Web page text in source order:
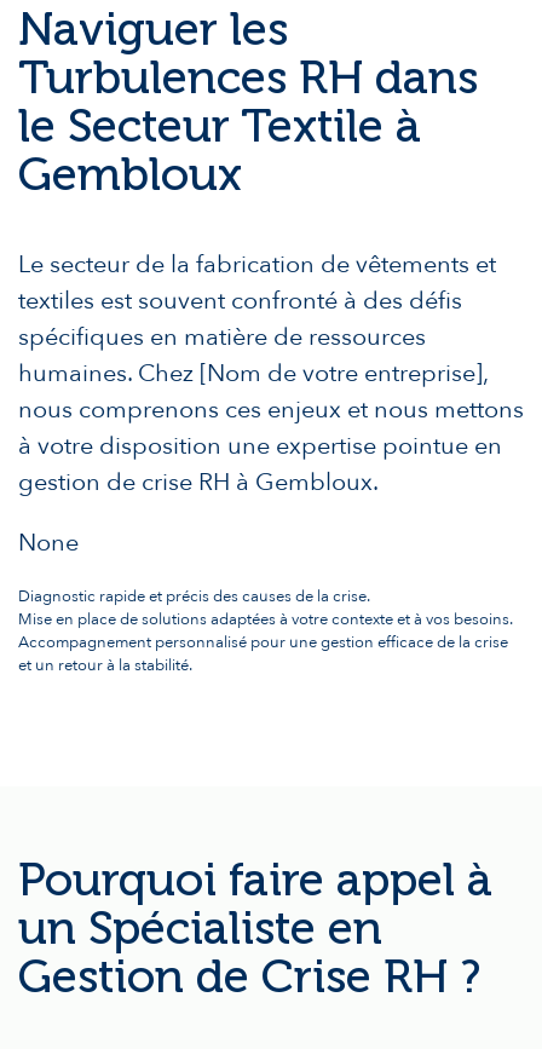
Naviguer les
Turbulences RH dans
le Secteur Textile à
Gembloux
Le secteur de la fabrication de vêtements et
textiles est souvent confronté à des défis
spécifiques en matière de ressources
humaines. Chez [Nom de votre entreprise],
nous comprenons ces enjeux et nous mettons
à votre disposition une expertise pointue en
gestion de crise RH à Gembloux.
None
Diagnostic rapide et précis des causes de la crise.
Mise en place de solutions adaptées à votre contexte et à vos besoins.
Accompagnement personnalisé pour une gestion efficace de la crise
et un retour à la stabilité.
Pourquoi faire appel à
un Spécialiste en
Gestion de Crise RH ?